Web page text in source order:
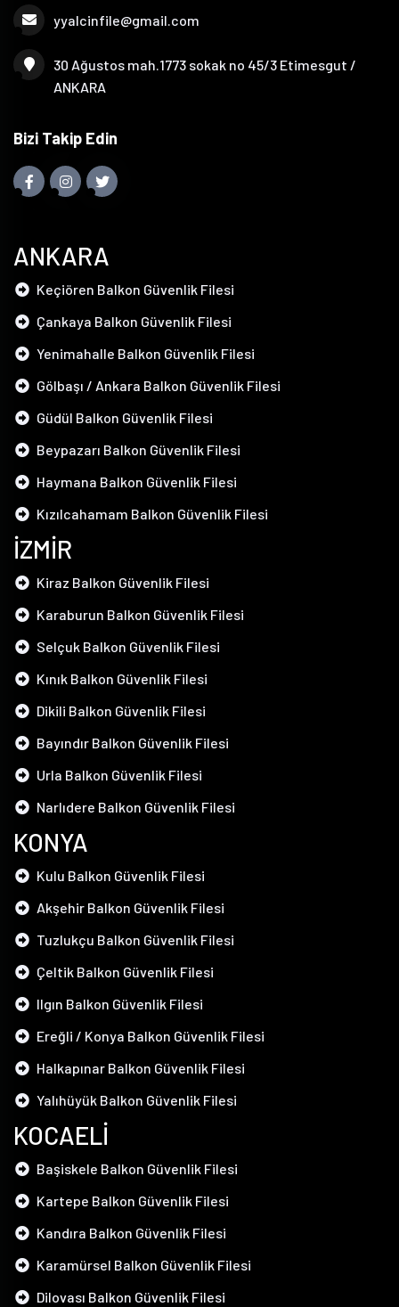
yyalcinfile@gmail.com
30 Ağustos mah.1773 sokak no 45/3 Etimesgut /
ANKARA
Bizi Takip Edin
ANKARA
Keçiören Balkon Güvenlik Filesi
Çankaya Balkon Güvenlik Filesi
Yenimahalle Balkon Güvenlik Filesi
Gölbaşı / Ankara Balkon Güvenlik Filesi
Güdül Balkon Güvenlik Filesi
Beypazarı Balkon Güvenlik Filesi
Haymana Balkon Güvenlik Filesi
Kızılcahamam Balkon Güvenlik Filesi
İZMİR
Kiraz Balkon Güvenlik Filesi
Karaburun Balkon Güvenlik Filesi
Selçuk Balkon Güvenlik Filesi
Kınık Balkon Güvenlik Filesi
Dikili Balkon Güvenlik Filesi
Bayındır Balkon Güvenlik Filesi
Urla Balkon Güvenlik Filesi
Narlıdere Balkon Güvenlik Filesi
KONYA
Kulu Balkon Güvenlik Filesi
Akşehir Balkon Güvenlik Filesi
Tuzlukçu Balkon Güvenlik Filesi
Çeltik Balkon Güvenlik Filesi
Ilgın Balkon Güvenlik Filesi
Ereğli / Konya Balkon Güvenlik Filesi
Halkapınar Balkon Güvenlik Filesi
Yalıhüyük Balkon Güvenlik Filesi
KOCAELİ
Başiskele Balkon Güvenlik Filesi
Kartepe Balkon Güvenlik Filesi
Kandıra Balkon Güvenlik Filesi
Karamürsel Balkon Güvenlik Filesi
Dilovası Balkon Güvenlik Filesi